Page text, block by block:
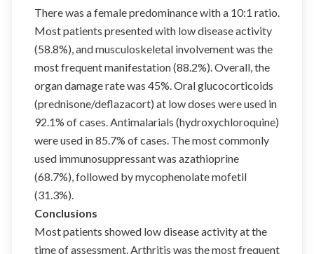
There was a female predominance with a 10:1 ratio.
Most patients presented with low disease activity
(58.8%), and musculoskeletal involvement was the
most frequent manifestation (88.2%). Overall, the
organ damage rate was 45%. Oral glucocorticoids
(prednisone/deflazacort) at low doses were used in
92.1% of cases. Antimalarials (hydroxychloroquine)
were used in 85.7% of cases. The most commonly
used immunosuppressant was azathioprine
(68.7%), followed by mycophenolate mofetil
(31.3%).
Conclusions
Most patients showed low disease activity at the
time of assessment. Arthritis was the most frequent